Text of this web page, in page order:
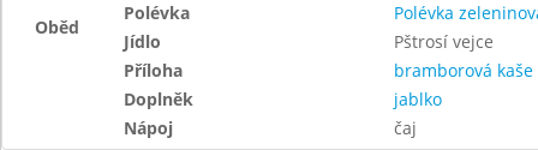
Oběd
Polévka
Polévka
Jídlo
Pštrosí vejce
Příloha
bramborová kaše
Doplněk
jablko
Nápoj
čaj